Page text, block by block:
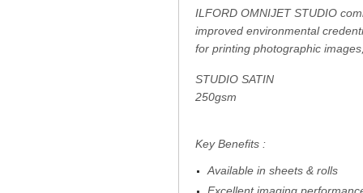
ILFORD OMNIJET STUDIO
improved environmental
for printing photographic
STUDIO SATIN
250gsm
Key Benefits :
Available in sheets & rolls